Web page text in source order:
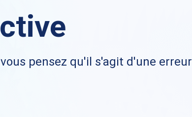
pensez qu'il s'agit d'une erreur